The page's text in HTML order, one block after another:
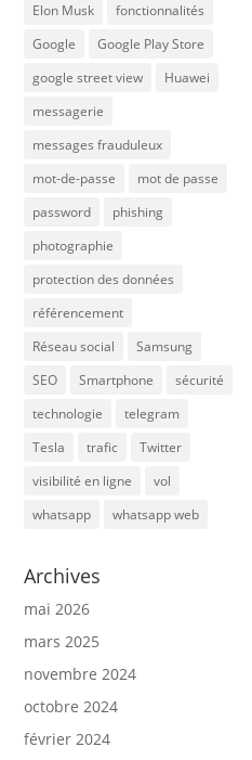
Elon Musk
fonctionnalités
Google
Google Play Store
google street view
Huawei
messagerie
messages frauduleux
mot-de-passe
mot de passe
password
phishing
photographie
protection des données
référencement
Réseau social
Samsung
SEO
Smartphone
sécurité
technologie
telegram
Tesla
trafic
Twitter
visibilité en ligne
vol
whatsapp
whatsapp web
Archives
mai 2026
mars 2025
novembre 2024
octobre 2024
février 2024